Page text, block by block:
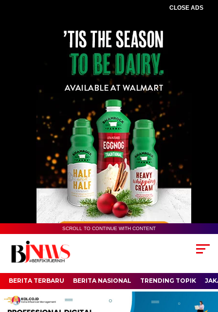
CLOSE ADS
SCROLL TO CONTINUE WITH CONTENT
BERITA TERBARU BERITA NASIONAL TRENDING TOPIK